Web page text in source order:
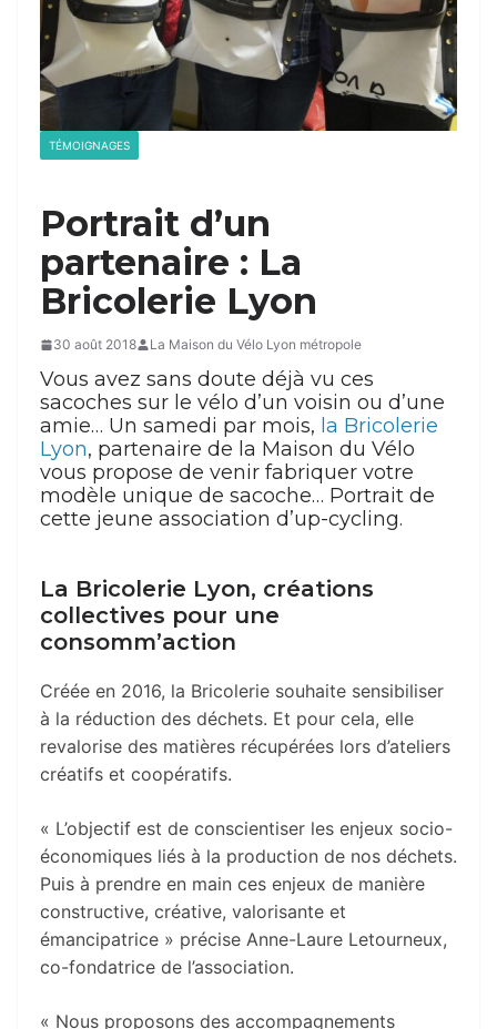
TÉMOIGNAGES
Portrait d’un
partenaire : La
Bricolerie Lyon
30 août 2018 La Maison du Vélo Lyon métropole
Vous avez sans doute déjà vu ces
sacoches sur le vélo d’un voisin ou d’une
amie… Un samedi par mois, la Bricolerie
Lyon, partenaire de la Maison du Vélo
vous propose de venir fabriquer votre
modèle unique de sacoche… Portrait de
cette jeune association d’up-cycling.
La Bricolerie Lyon, créations
collectives pour une
consomm’action
Créée en 2016, la Bricolerie souhaite sensibiliser
à la réduction des déchets. Et pour cela, elle
revalorise des matières récupérées lors d’ateliers
créatifs et coopératifs.
« L’objectif est de conscientiser les enjeux socio-
économiques liés à la production de nos déchets.
Puis à prendre en main ces enjeux de manière
constructive, créative, valorisante et
émancipatrice » précise Anne-Laure Letourneux,
co-fondatrice de l’association.
« Nous proposons des accompagnements